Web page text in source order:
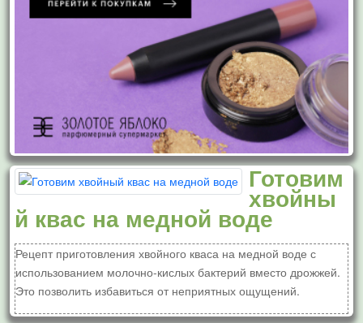
Готовим
хвойны
й квас на медной воде
Рецепт приготовления хвойного кваса на медной воде с
использованием молочно-кислых бактерий вместо дрожжей.
Это позволить избавиться от неприятных ощущений.